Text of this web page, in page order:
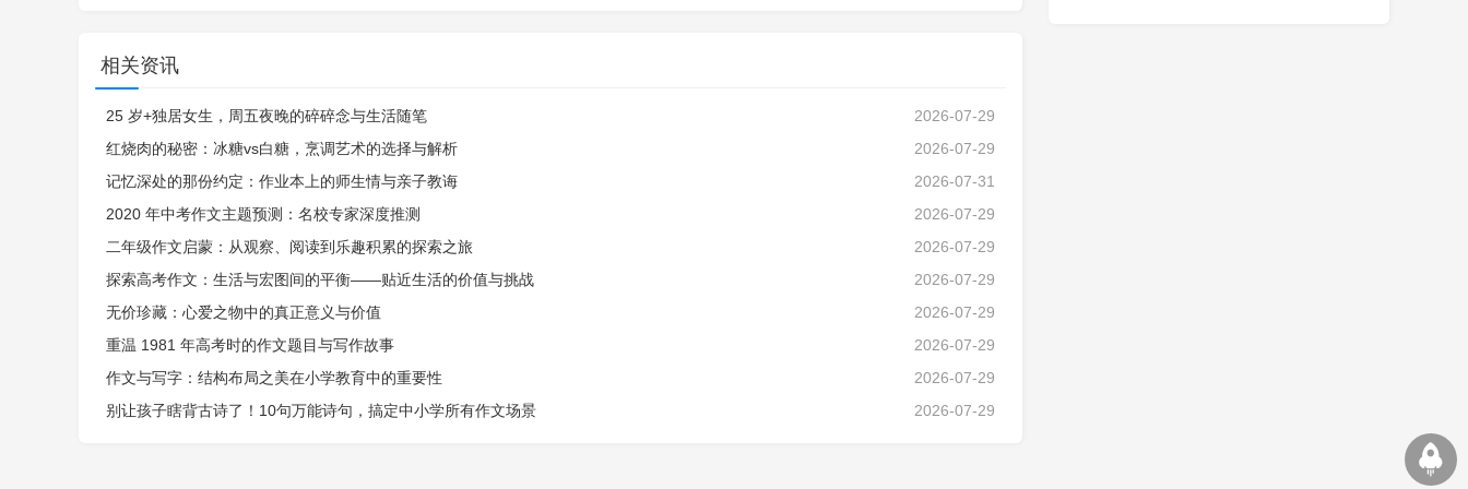
相关资讯
2026-07-29
25 岁+独居女生，周五夜晚的碎碎念与生活随笔
2026-07-29
红烧肉的秘密：冰糖vs白糖，烹调艺术的选择与解析
2026-07-31
记忆深处的那份约定：作业本上的师生情与亲子教诲
2026-07-29
2020 年中考作文主题预测：名校专家深度推测
2026-07-29
二年级作文启蒙：从观察、阅读到乐趣积累的探索之旅
2026-07-29
探索高考作文：生活与宏图间的平衡——贴近生活的价值与挑战
2026-07-29
无价珍藏：心爱之物中的真正意义与价值
2026-07-29
重温 1981 年高考时的作文题目与写作故事
2026-07-29
作文与写字：结构布局之美在小学教育中的重要性
2026-07-29
别让孩子瞎背古诗了！10句万能诗句，搞定中小学所有作文场景